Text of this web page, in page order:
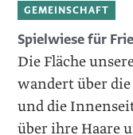
GEMEINSCHAFT
Spielwiese für
Die Fläche
wandert über
und die
über ihre Haare